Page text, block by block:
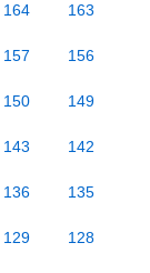
164 163
157 156
150 149
143 142
136 135
129 128